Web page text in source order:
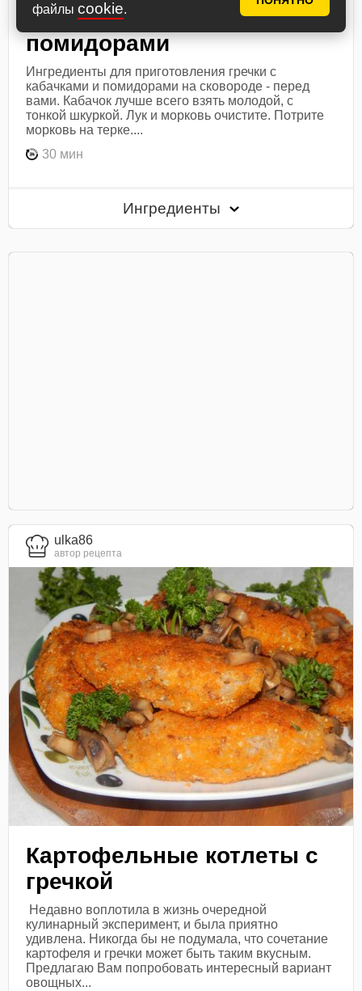
файлы cookie.
Гречка с кабачками и
помидорами
Ингредиенты для приготовления гречки с
кабачками и помидорами на сковороде - перед
вами. Кабачок лучше всего взять молодой, с
тонкой шкуркой. Лук и морковь очистите. Потрите
морковь на терке....
30 мин
Ингредиенты
ulka86
автор рецепта
Картофельные котлеты с
гречкой
Недавно воплотила в жизнь очередной
кулинарный эксперимент, и была приятно
удивлена. Никогда бы не подумала, что сочетание
картофеля и гречки может быть таким вкусным.
Предлагаю Вам попробовать интересный вариант
овощных...